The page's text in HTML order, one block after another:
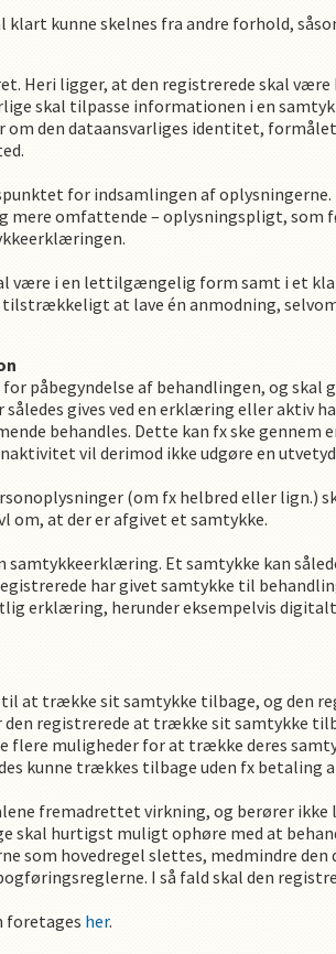
klart kunne skelnes fra andre forhold,
Heri ligger, at den registrerede skal
skal tilpasse informationen i en
om den dataansvarliges identitet,
for indsamlingen af
mere omfattende – oplysningspligt,
være i en lettilgængelig form samt i et
at lave én anmodning,
påbegyndelse af behandlingen, og skal
gives ved en erklæring eller aktiv
behandles. Dette kan fx ske
vil derimod ikke udgøre en
(om fx helbred eller
at der er afgivet et samtykke.
Et samtykke kan
har givet samtykke til
erklæring, herunder eksempelvis
at trække sit samtykke tilbage, og den
registrerede at trække sit samtykke
flere muligheder for at trække deres
kunne trækkes tilbage uden fx betaling
fremadrettet virkning, og berører ikke
skal hurtigst muligt ophøre med at
som hovedregel slettes, medmindre
I så fald skal den
foretages her.